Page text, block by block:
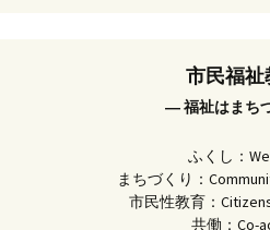
市民福祉
― 福祉はまち
ふくし：
まちづくり：
市民性教育：
共働：Co-